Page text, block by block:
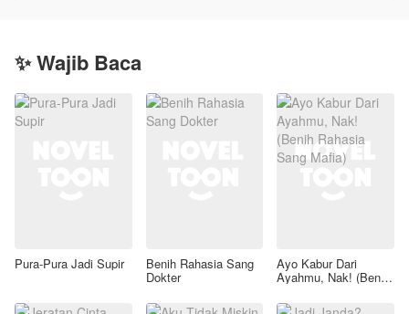
✨ Wajib Baca
Pura-Pura Jadi Supir Benih Rahasia Sang
Dokter
Ayo Kabur Dari
Ayahmu, Nak! (Benih